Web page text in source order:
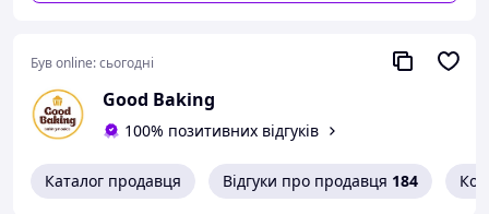
Був online:сьогодні
Good Baking
100% позитивних відгуків
Каталог продавця Відгуки про продавця 184